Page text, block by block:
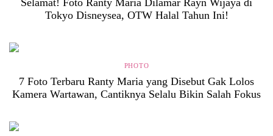
Selamat! Foto Ranty Maria Dilamar Rayn Wijaya di
Tokyo Disneysea, OTW Halal Tahun Ini!
PHOTO
7 Foto Terbaru Ranty Maria yang Disebut Gak Lolos
Kamera Wartawan, Cantiknya Selalu Bikin Salah Fokus